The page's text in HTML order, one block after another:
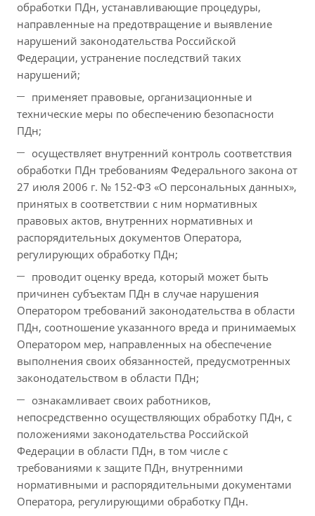
обработки ПДн, устанавливающие процедуры,
направленные на предотвращение и выявление
нарушений законодательства Российской
Федерации, устранение последствий таких
нарушений;
применяет правовые, организационные и
технические меры по обеспечению безопасности
ПДн;
осуществляет внутренний контроль соответствия
обработки ПДн требованиям Федерального закона от
27 июля 2006 г. № 152-ФЗ «О персональных данных»,
принятых в соответствии с ним нормативных
правовых актов, внутренних нормативных и
распорядительных документов Оператора,
регулирующих обработку ПДн;
проводит оценку вреда, который может быть
причинен субъектам ПДн в случае нарушения
Оператором требований законодательства в области
ПДн, соотношение указанного вреда и принимаемых
Оператором мер, направленных на обеспечение
выполнения своих обязанностей, предусмотренных
законодательством в области ПДн;
ознакамливает своих работников,
непосредственно осуществляющих обработку ПДн, с
положениями законодательства Российской
Федерации в области ПДн, в том числе с
требованиями к защите ПДн, внутренними
нормативными и распорядительными документами
Оператора, регулирующими обработку ПДн.